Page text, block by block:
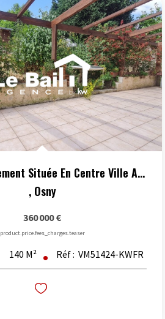
Maison Idéalement Située En Centre Ville Avec Grand Jardin...
, Osny
360 000 €
product.price.fees_charges.teaser
140 M² Réf : VM51424-KWFR